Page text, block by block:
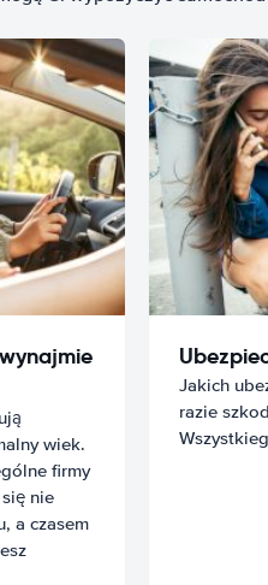
wiek.
firmy
nie
a czasem
Jakich
razie